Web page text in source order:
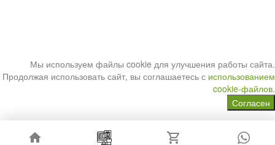
Мы используем файлы cookie для улучшения работы сайта.
Продолжая использовать сайт, вы соглашаетесь с использованием
cookie-файлов.
Согласен